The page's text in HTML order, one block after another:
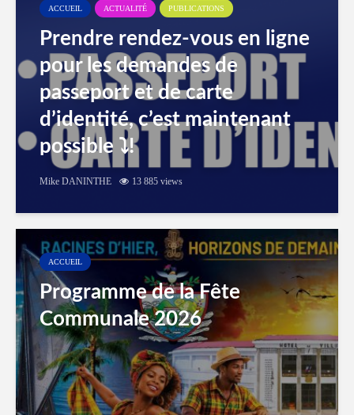
ACCUEIL ACTUALITÉ PUBLICATIONS
Prendre rendez-vous en ligne
pour les demandes de
passeport et de carte
d’identité, c’est maintenant
possible ⤵️!
Mike DANINTHE 13 885 views
ACCUEIL
Programme de la Fête
Communale 2026